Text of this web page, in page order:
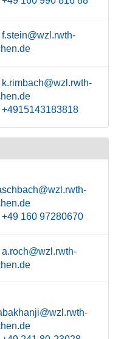
f.stein@wzl.rwth-
k.rimbach@wzl.rwth-
+4915143183818
+49 160 97280670
a.roch@wzl.rwth-